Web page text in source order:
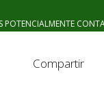
Compartir